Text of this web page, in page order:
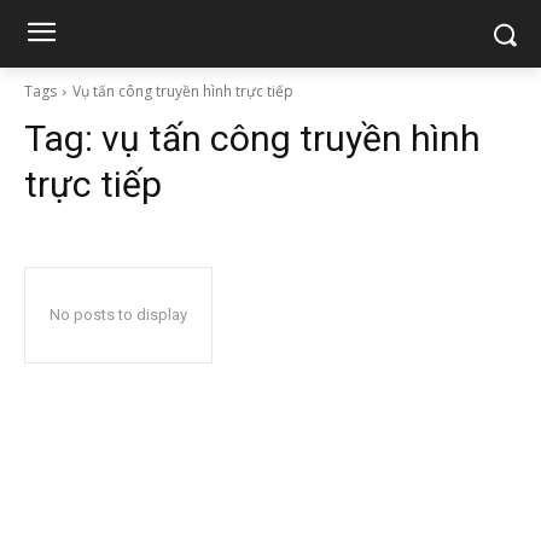
Tags Vụ tấn công truyền hình trực tiếp
Tag: vụ tấn công truyền hình
trực tiếp
No posts to display